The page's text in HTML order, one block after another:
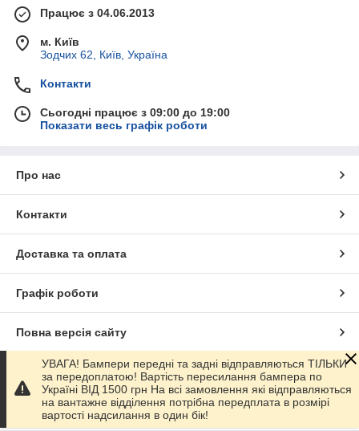
Працює з 04.06.2013
м. Київ
Зодчих 62, Київ, Україна
Контакти
Сьогодні працює з 09:00 до 19:00
Показати весь графік роботи
Про нас
Контакти
Доставка та оплата
Графік роботи
Повна версія сайту
Сайт створено на маркетплейсіProm.ua
Політика конфіденційності
УВАГА! Бампери передні та задні відправляються ТІЛЬКИ
за передоплатою! Вартість пересилання бампера по
Україні ВІД 1500 грн На всі замовлення які відправляються
на вантажне відділення потрібна передплата в розмірі
вартості надсилання в один бік!